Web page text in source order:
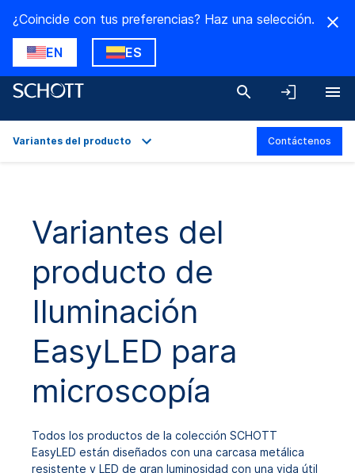
¿Coincide con tus preferencias? Haz una selección.
EN ES
Datos técnicos
Variantes del producto
Descargas
Variantes del producto Contáctenos
Variantes del
producto de
Iluminación
EasyLED para
microscopía
Todos los productos de la colección SCHOTT
EasyLED están diseñados con una carcasa metálica
resistente y LED de gran luminosidad con una vida útil